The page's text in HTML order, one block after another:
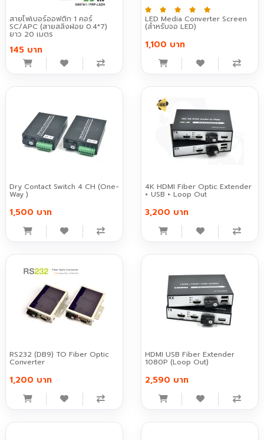
สายไฟเบอร์ออฟติก 1 คอร์
SC/APC (สายสลิงฝอย 0.4*7)
ยาว 20 เมตร
145 บาท
LED Media Converter Screen
(สำหรับจอ LED)
1,100 บาท
Dry Contact Switch 4 CH (One-
Way )
1,500 บาท
4K HDMI Fiber Optic Extender
+ USB + Loop Out
3,200 บาท
RS232 (DB9) TO Fiber Optic
Converter
1,200 บาท
HDMI USB Fiber Extender
1080P (Loop Out)
2,590 บาท